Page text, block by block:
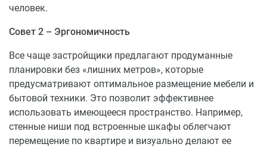
Дом по улице Карла Маркса, 29 расположен в одном
инфраструктурой. Район характеризуется удобной
транспортной доступностью, наличием автобусных
маршрутов и близостью к основным магистралям, что
упрощает передвижение по городу. В шаговой
доступности находятся образовательные учреждения,
поликлиники, магазины и зоны отдыха, что создаёт
условия для комфортной повседневной жизни без
длительных поездок.
человек.
Совет 2 – Эргономичность
Все чаще застройщики предлагают продуманные
планировки без «лишних метров», которые
предусматривают оптимальное размещение мебели и
бытовой техники. Это позволит эффективнее
использовать имеющееся пространство. Например,
стенные ниши под встроенные шкафы облегчают
перемещение по квартире и визуально делают ее